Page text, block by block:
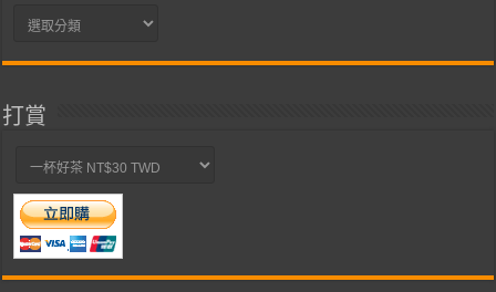
分
打賞